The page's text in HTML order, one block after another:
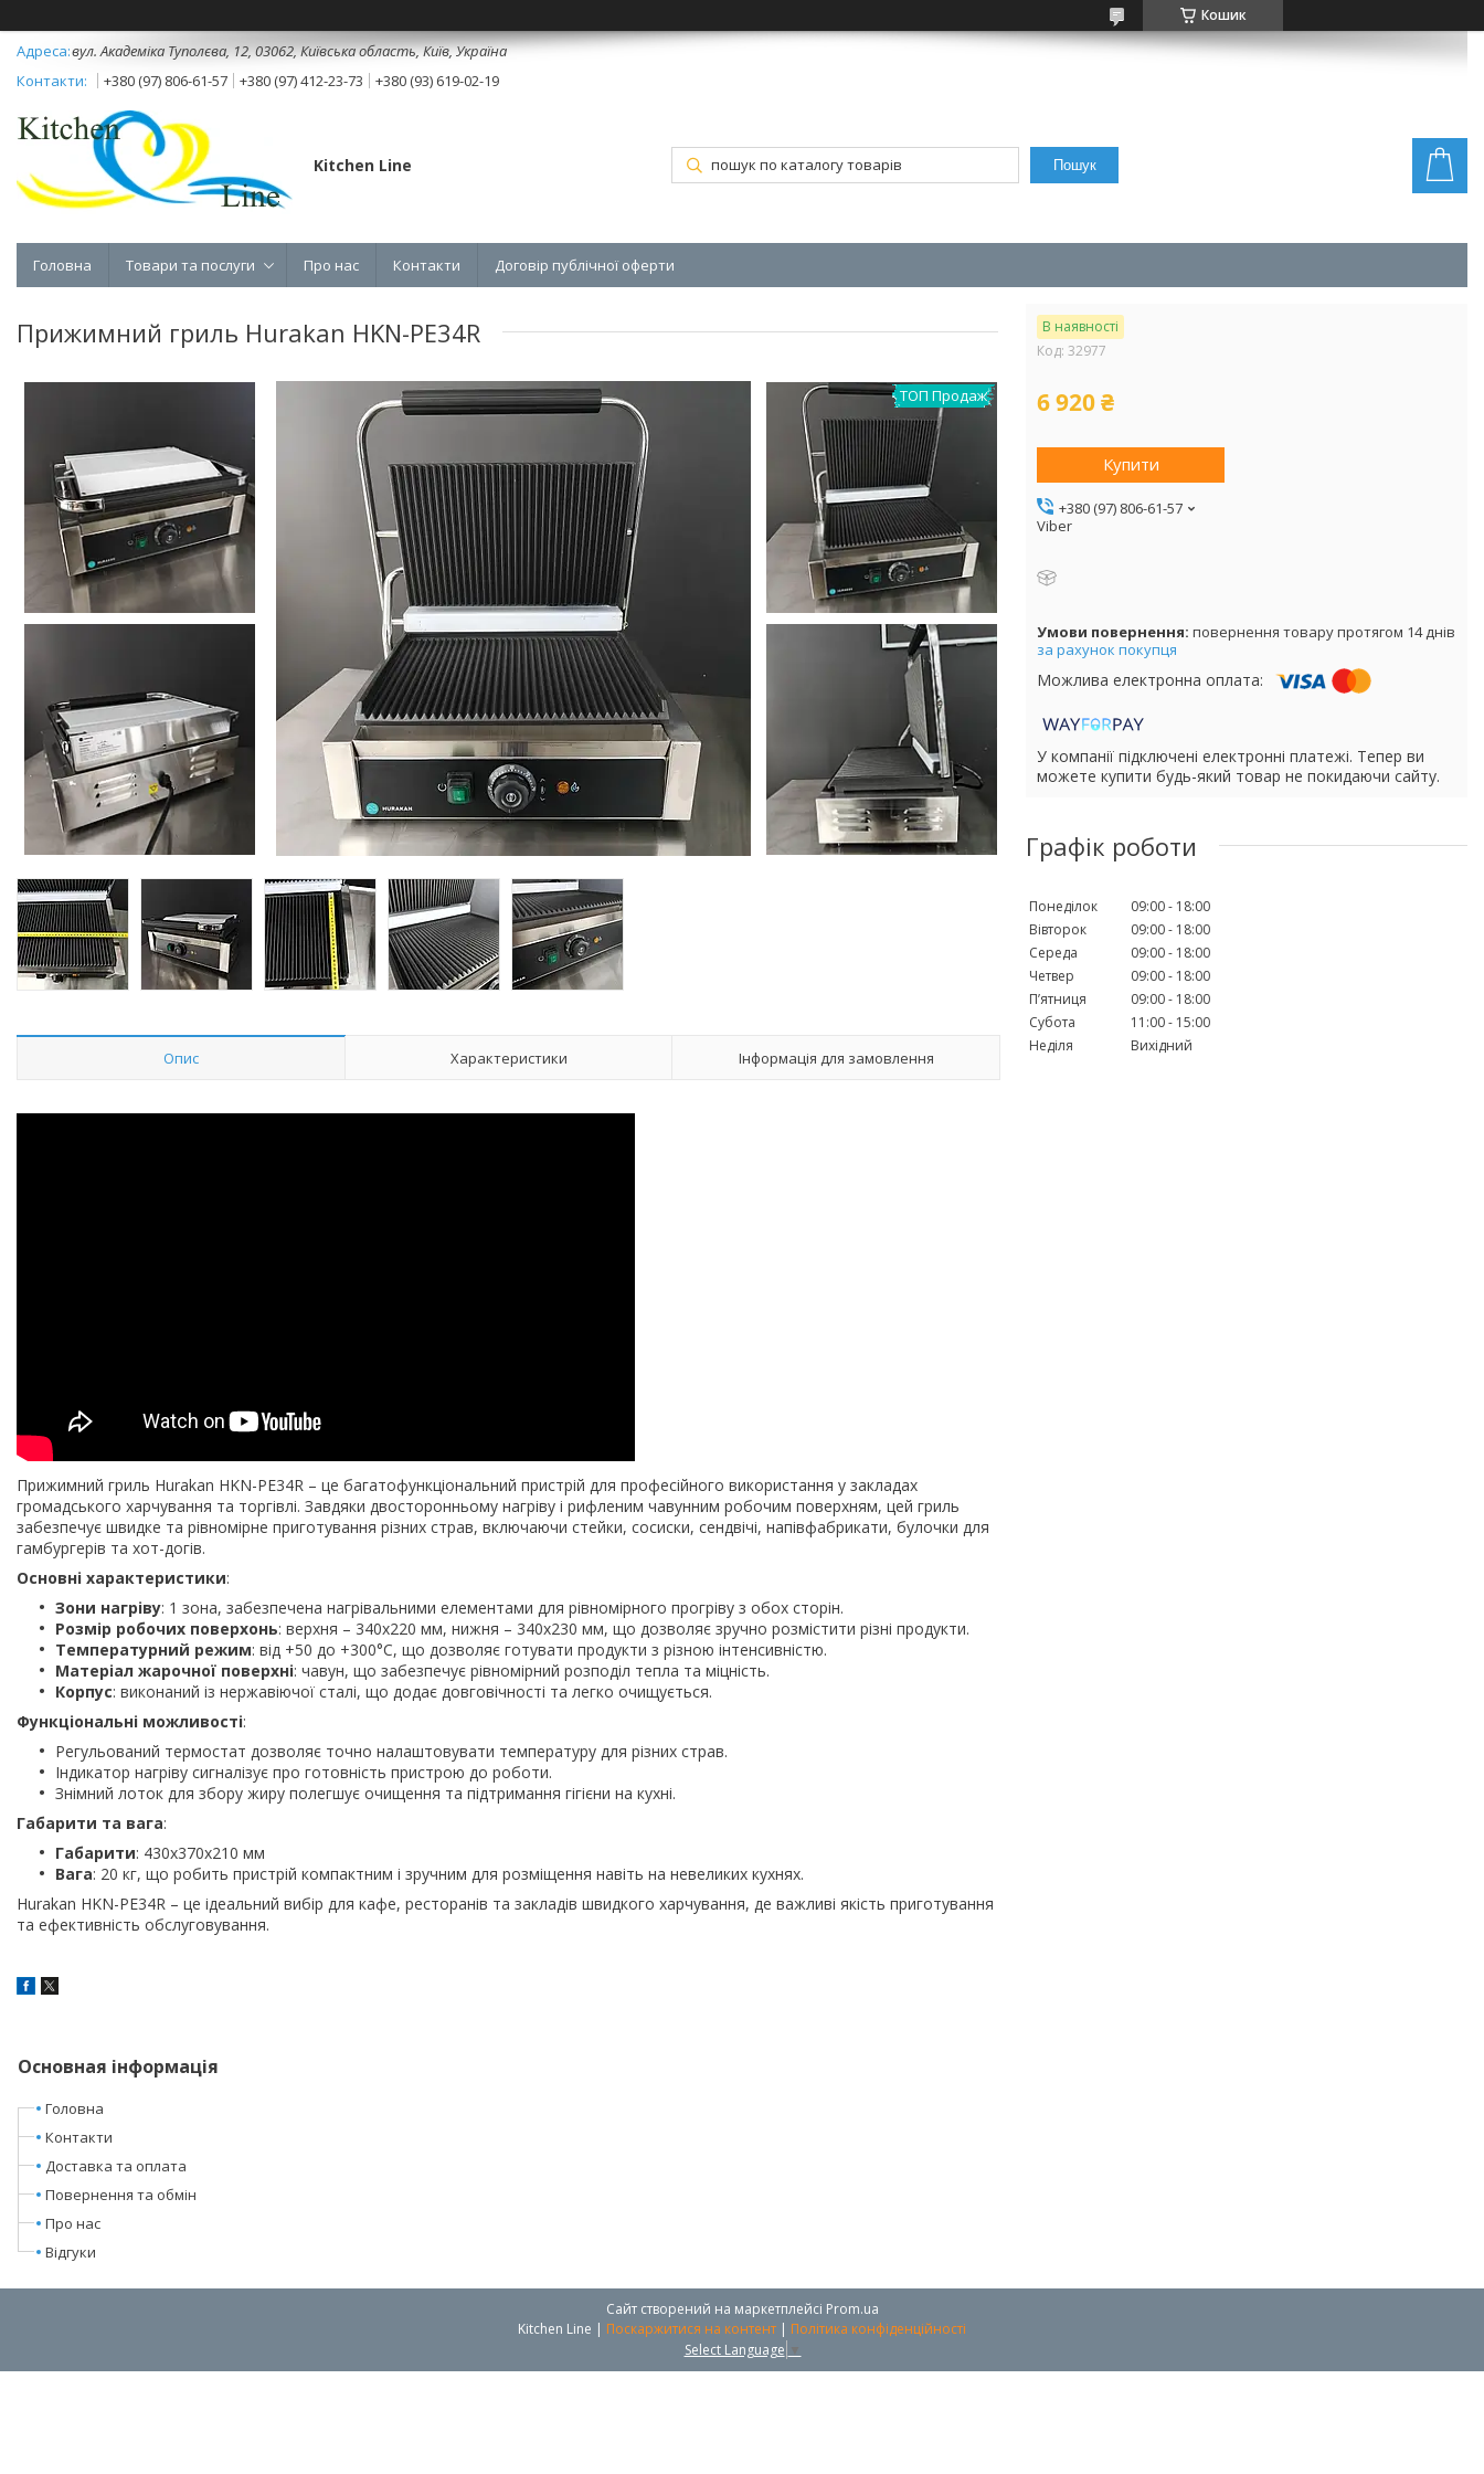
Кошик
вул. Академіка Туполєва, 12, 03062, Київська область, Київ, Україна
+380 (97) 806-61-57
+380 (97) 412-23-73 +380 (93) 619-02-19
Kitchen Line Пошук
Головна Товари та послуги Про нас Контакти Договір публічної оферти
Прижимний гриль Hurakan HKN-PE34R
ТОП Продаж
Опис Характеристики Інформація для замовлення
Прижимний гриль Hurakan HKN-PE34R – це багатофункціональний пристрій для професійного використання у закладах
громадського харчування та торгівлі. Завдяки двосторонньому нагріву і рифленим чавунним робочим поверхням, цей гриль
забезпечує швидке та рівномірне приготування різних страв, включаючи стейки, сосиски, сендвічі, напівфабрикати, булочки для
гамбургерів та хот-догів.
Основні характеристики:
Зони нагріву: 1 зона, забезпечена нагрівальними елементами для рівномірного прогріву з обох сторін.
Розмір робочих поверхонь: верхня – 340х220 мм, нижня – 340х230 мм, що дозволяє зручно розмістити різні продукти.
Температурний режим: від +50 до +300°C, що дозволяє готувати продукти з різною інтенсивністю.
Матеріал жарочної поверхні: чавун, що забезпечує рівномірний розподіл тепла та міцність.
Корпус: виконаний із нержавіючої сталі, що додає довговічності та легко очищується.
Функціональні можливості:
Регульований термостат дозволяє точно налаштовувати температуру для різних страв.
Індикатор нагріву сигналізує про готовність пристрою до роботи.
Знімний лоток для збору жиру полегшує очищення та підтримання гігієни на кухні.
Габарити та вага:
Габарити: 430х370х210 мм
Вага: 20 кг, що робить пристрій компактним і зручним для розміщення навіть на невеликих кухнях.
Hurakan HKN-PE34R – це ідеальний вибір для кафе, ресторанів та закладів швидкого харчування, де важливі якість приготування
та ефективність обслуговування.
В наявності
Код: 32977
6 920 ₴
Купити
+380 (97) 806-61-57
Viber
повернення товару протягом 14 днів
за рахунок покупця
У компанії підключені електронні платежі. Тепер ви
можете купити будь-який товар не покидаючи сайту.
Графік роботи
Понеділок 09:00
18:00
Вівторок
09:00
18:00
Середа
09:00
18:00
Четвер
09:00
18:00
Пʼятниця
09:00
18:00
Субота
11:00
15:00
Неділя
Вихідний
Основная інформація
Головна
Контакти
Доставка та оплата
Повернення та обмін
Про нас
Відгуки
Сайт створений на маркетплейсі Prom.ua
Kitchen Line | Поскаржитися на контент | Політика конфіденційності
Select Language ▼